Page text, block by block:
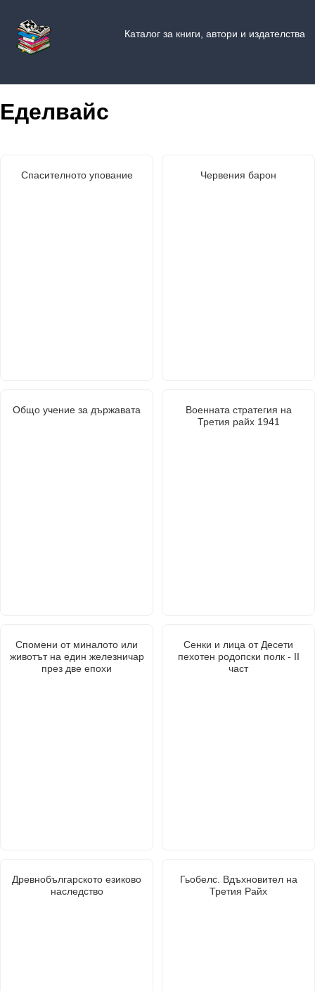
Каталог за книги, автори и издателства
Еделвайс
Спасителното упование Червения барон
Общо учение за държавата
Военната стратегия на
Третия райх 1941
Спомени от миналото или
животът на един железничар
през две епохи
Сенки и лица от Десети
пехотен родопски полк - II
част
Древнобългарското езиково
наследство
Гьобелс. Вдъхновител на
Третия Райх